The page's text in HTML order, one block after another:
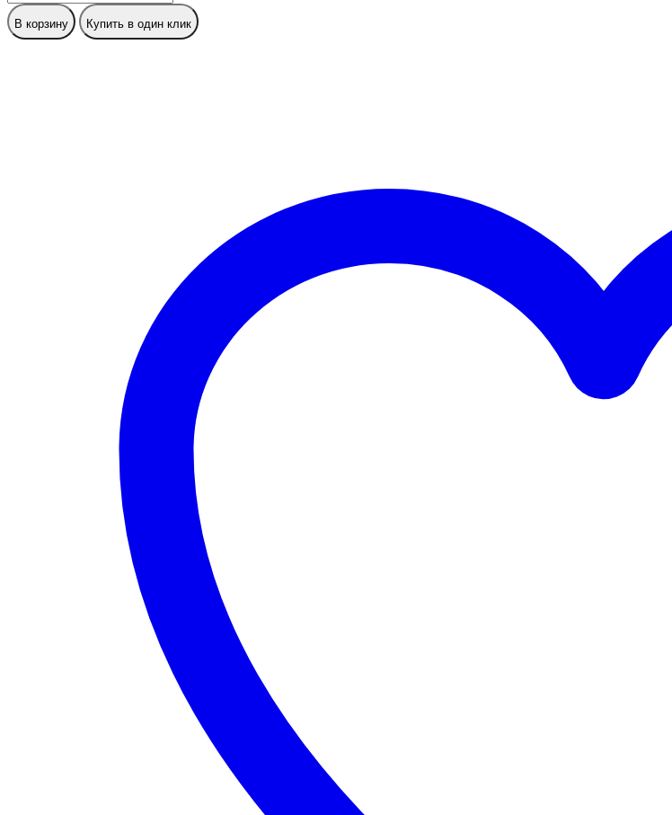
В корзину Купить в один клик